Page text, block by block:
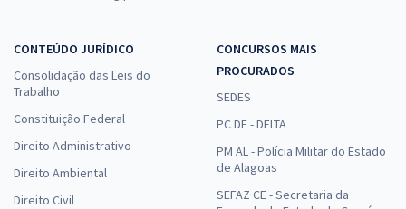
CONTEÚDO JURÍDICO
Consolidação das Leis do
Trabalho
Constituição Federal
Direito Administrativo
Direito Ambiental
Direito Civil
CONCURSOS MAIS
PROCURADOS
SEDES
PC DF - DELTA
PM AL - Polícia Militar do Estado
de Alagoas
SEFAZ CE - Secretaria da